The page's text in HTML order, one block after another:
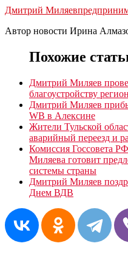
Дмитрий Миляев
Автор новости Ирина
Похожие
Дмитрий Миляев
благоустройству
Дмитрий Миляев
WB в Алексине
Жители Тульской
аварийный переезд и
Комиссия Госсовета
Миляева готовит
системы страны
Дмитрий Миляев
Днем ВДВ